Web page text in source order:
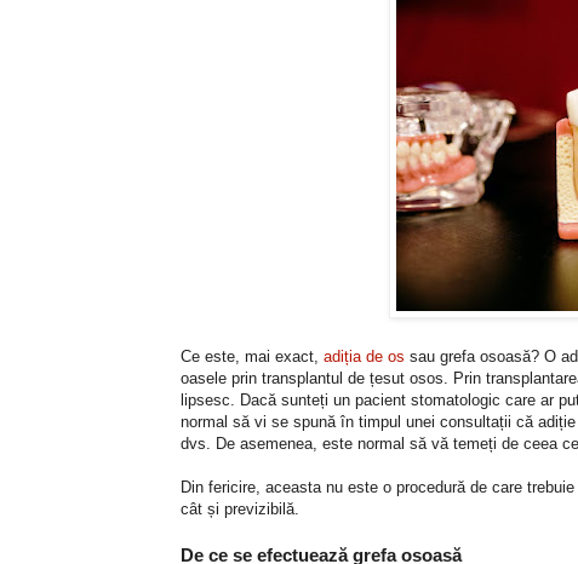
Ce este, mai exact, adiția de os sau grefa osoasă? O
oasele prin transplantul de țesut osos. Prin
lipsesc. Dacă sunteți un pacient stomatologic care ar
normal să vi se spună în timpul unei consultații că
dvs. De asemenea, este normal să vă temeți de ceea
Din fericire, aceasta nu este o procedură de care
cât și previzibilă.
De ce se efectuează grefa osoasă